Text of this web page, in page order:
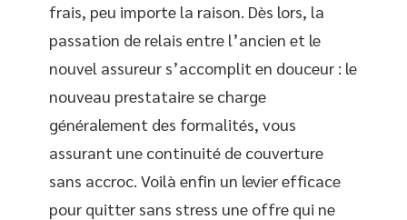
frais, peu importe la raison. Dès lors, la
passation de relais entre l’ancien et le
nouvel assureur s’accomplit en douceur : le
nouveau prestataire se charge
généralement des formalités, vous
assurant une continuité de couverture
sans accroc. Voilà enfin un levier efficace
pour quitter sans stress une offre qui ne